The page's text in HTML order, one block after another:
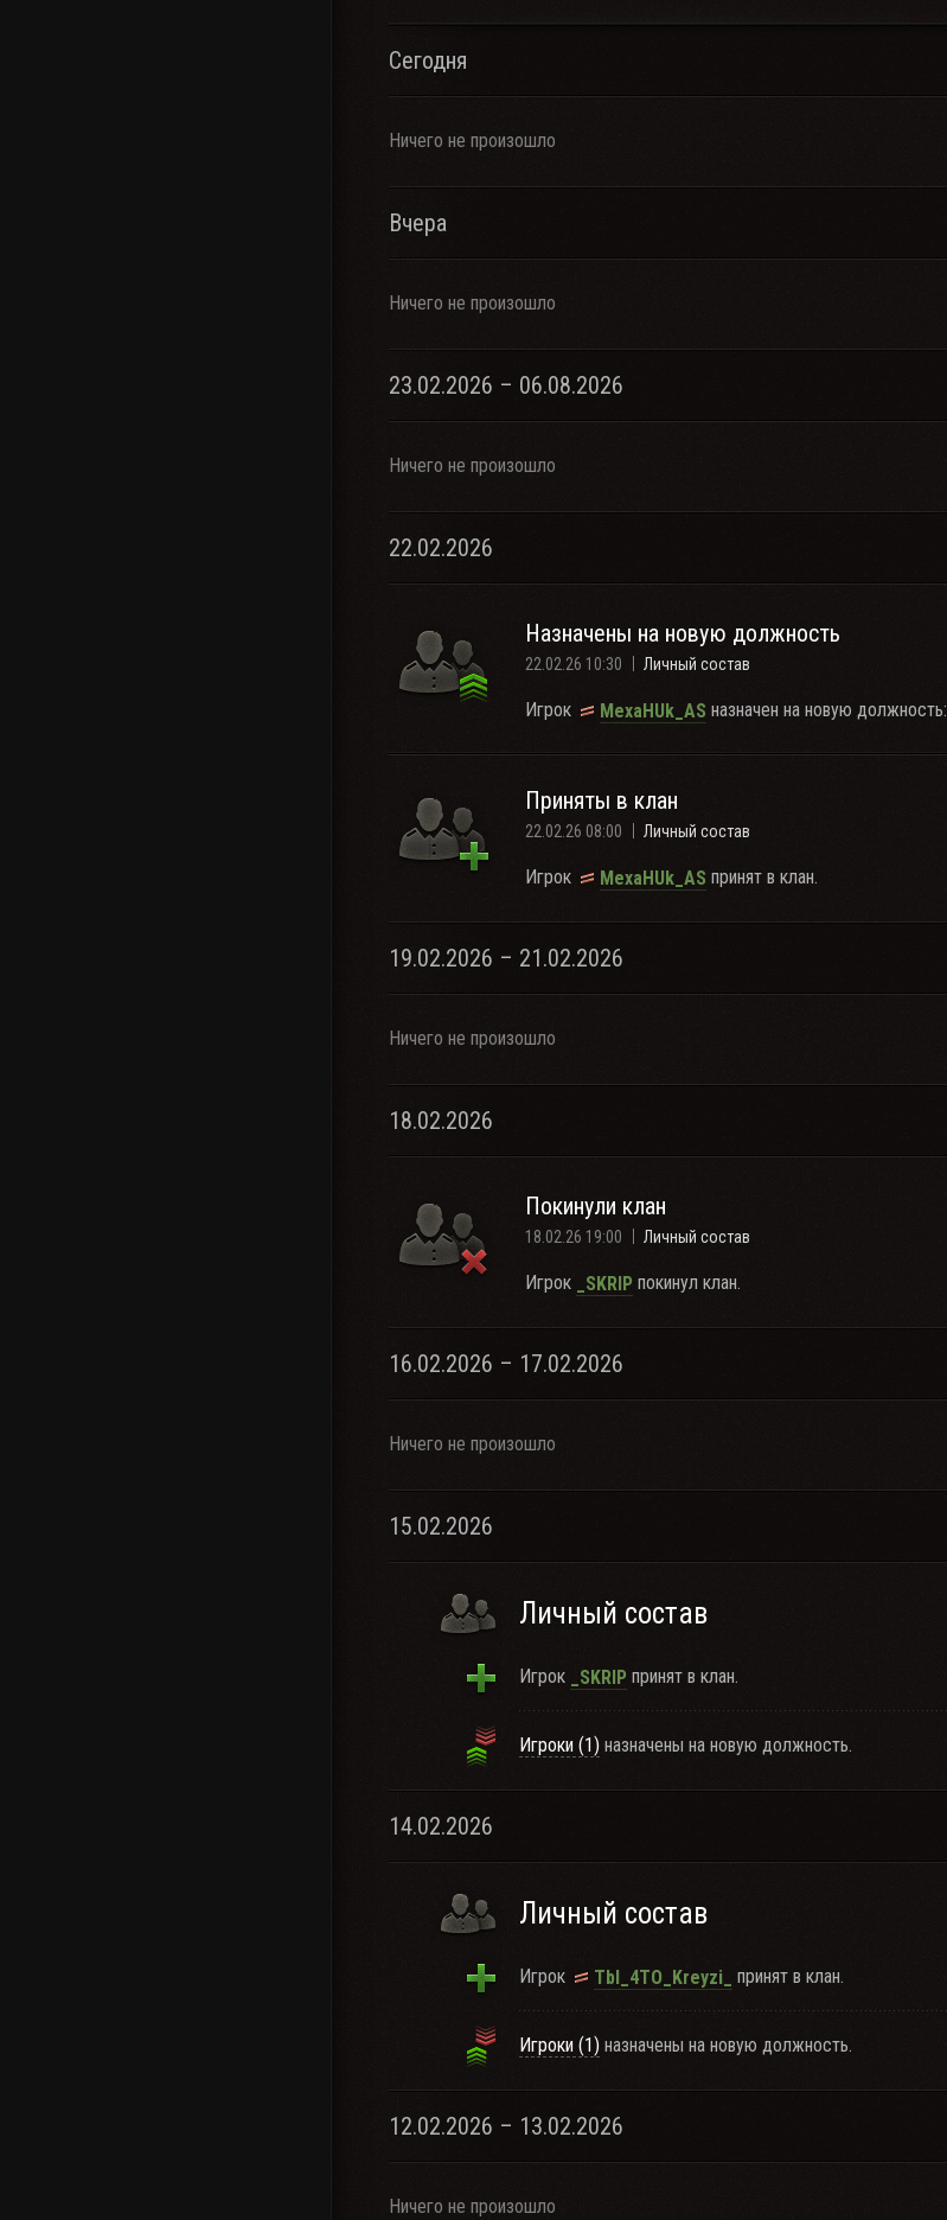
Сегодня
Ничего не произошло
Вчера
Ничего не произошло
23.02.2026 – 06.08.2026
Ничего не произошло
22.02.2026
Назначены на новую должность
22.02.26 10:30 Личный состав
Игрок MexaHUk_AS назначен на новую должность:
Приняты в клан
22.02.26 08:00 Личный состав
Игрок MexaHUk_AS принят в клан.
19.02.2026 – 21.02.2026
Ничего не произошло
18.02.2026
Покинули клан
18.02.26 19:00 Личный состав
Игрок _SKRIP покинул клан.
16.02.2026 – 17.02.2026
Ничего не произошло
15.02.2026
Личный состав
Игрок _SKRIP принят в клан.
Игроки (1) назначены на новую должность.
14.02.2026
Личный состав
Игрок TbI_4TO_Kreyzi_ принят в клан.
Игроки (1) назначены на новую должность.
12.02.2026 – 13.02.2026
Ничего не произошло